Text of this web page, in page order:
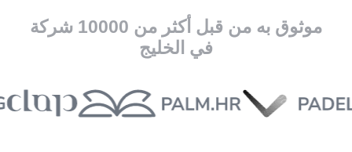
موثوق به من قبل أكثر من 10000 شركة
في الخليج